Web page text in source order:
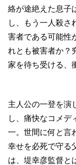
絡が途絶えた息子
し、もう一人殺さ
害者である可能性
れとも被害者か？
家を待ち受ける、
主人公の一登を演
し、痛快なコメデ
一。世間に何と言
幸せを必死で守る
は、堤幸彦監督と